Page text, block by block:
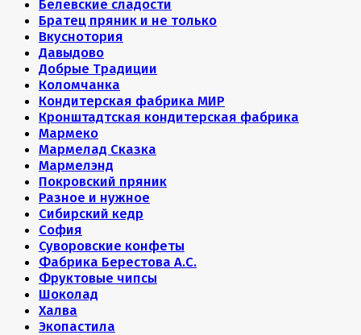
Белёвские сладости
Братец пряник и не только
Вкуснотория
Давыдово
Добрые Традиции
Коломчанка
Кондитерская фабрика МИР
Кронштадтская кондитерская фабрика
Мармеко
Мармелад Сказка
Мармелэнд
Покровский пряник
Разное и нужное
Сибирский кедр
София
Суворовские конфеты
Фабрика Берестова А.С.
Фруктовые чипсы
Шоколад
Халва
Экопастила